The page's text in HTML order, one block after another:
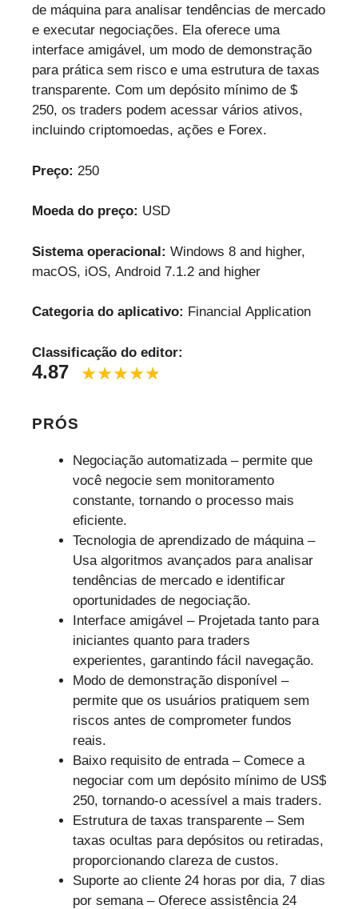
de máquina para analisar tendências de mercado
e executar negociações. Ela oferece uma
interface amigável, um modo de demonstração
para prática sem risco e uma estrutura de taxas
transparente. Com um depósito mínimo de $
250, os traders podem acessar vários ativos,
incluindo criptomoedas, ações e Forex.
Preço: 250
Moeda do preço: USD
Sistema operacional: Windows 8 and higher,
macOS, iOS, Android 7.1.2 and higher
Categoria do aplicativo: Financial Application
Classificação do editor:
4.87
PRÓS
Negociação automatizada – permite que
você negocie sem monitoramento
constante, tornando o processo mais
eficiente.
Tecnologia de aprendizado de máquina –
Usa algoritmos avançados para analisar
tendências de mercado e identificar
oportunidades de negociação.
Interface amigável – Projetada tanto para
iniciantes quanto para traders
experientes, garantindo fácil navegação.
Modo de demonstração disponível –
permite que os usuários pratiquem sem
riscos antes de comprometer fundos
reais.
Baixo requisito de entrada – Comece a
negociar com um depósito mínimo de US$
250, tornando-o acessível a mais traders.
Estrutura de taxas transparente – Sem
taxas ocultas para depósitos ou retiradas,
proporcionando clareza de custos.
Suporte ao cliente 24 horas por dia, 7 dias
por semana – Oferece assistência 24